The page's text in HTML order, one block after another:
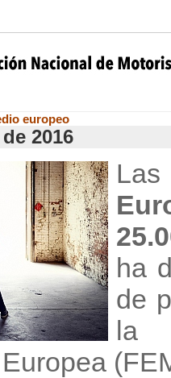
europeo
2016
ha
de
la